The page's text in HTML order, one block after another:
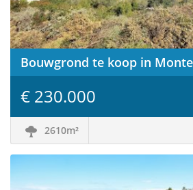
€ 230.000
2610m²